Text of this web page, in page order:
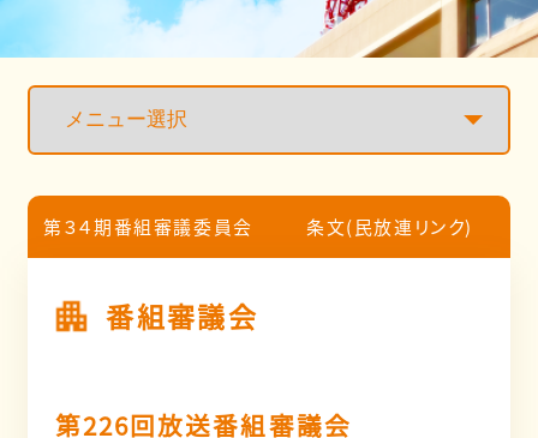
第３４期番組審議委員会 条文(民放連リンク)
番組審議会
第226回放送番組審議会